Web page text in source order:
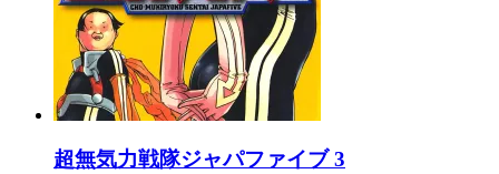
超無気力戦隊ジャパファイブ 3